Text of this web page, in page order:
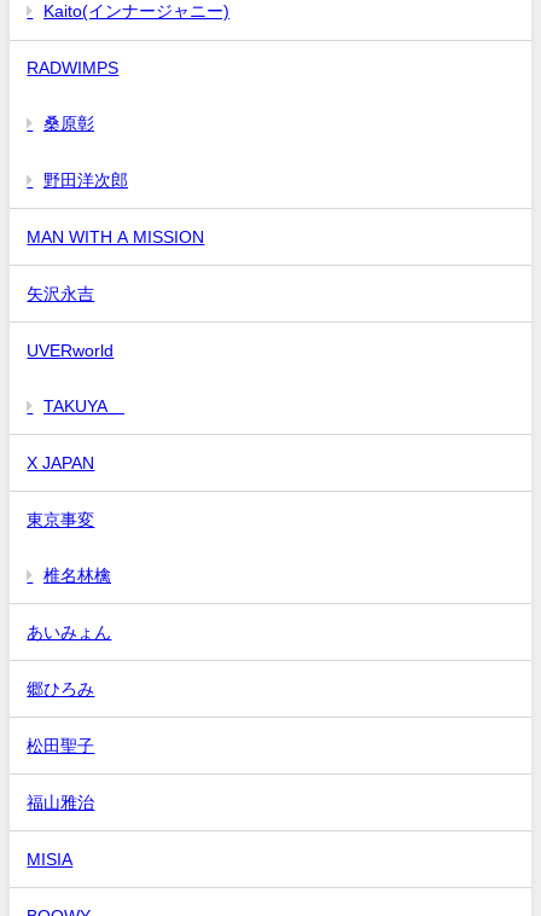
Kaito(インナージャニー)
RADWIMPS
桑原彰
野田洋次郎
MAN WITH A MISSION
矢沢永吉
UVERworld
TAKUYA∞
X JAPAN
東京事変
椎名林檎
あいみょん
郷ひろみ
松田聖子
福山雅治
MISIA